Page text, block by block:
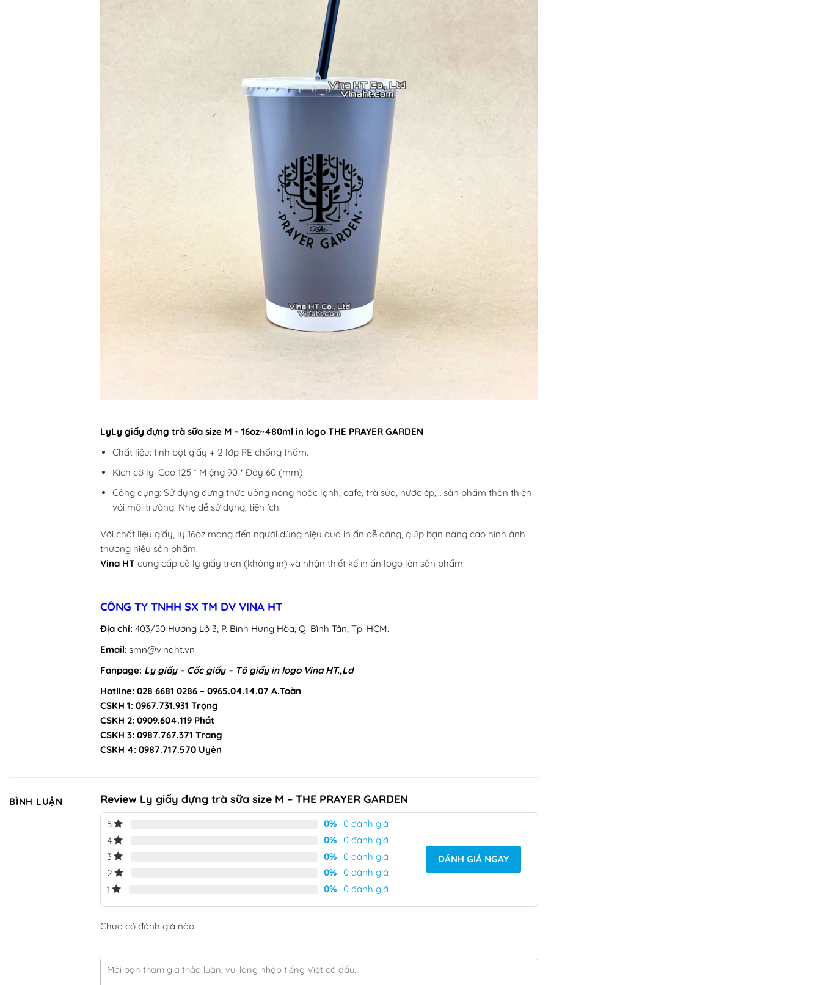
LyLy giấy đựng trà sữa size M – 16oz~480ml in logo THE PRAYER GARDEN
Chất liệu: tinh bột giấy + 2 lớp PE chống thấm.
Kích cỡ ly: Cao 125 * Miệng 90 * Đáy 60 (mm).
Công dụng: Sử dụng đựng thức uống nóng hoặc lạnh, cafe, trà sữa, nước ép,… sản phẩm thân thiện
với môi trường. Nhẹ dễ sử dụng, tiện ích.
Với chất liệu giấy, ly 16oz mang đến người dùng hiệu quả in ấn dễ dàng, giúp bạn nâng cao hình ảnh
thương hiệu sản phẩm.
Vina HT cung cấp cả ly giấy trơn (không in) và nhận thiết kế in ấn logo lên sản phẩm.
CÔNG TY TNHH SX TM DV VINA HT
Địa chỉ: 403/50 Hương Lộ 3, P. Bình Hưng Hòa, Q. Bình Tân, Tp. HCM.
Email: smn@vinaht.vn
Fanpage: Ly giấy – Cốc giấy – Tô giấy in logo Vina HT.,Ld
Hotline: 028 6681 0286 – 0965.04.14.07 A.Toàn
CSKH 1: 0967.731.931 Trọng
CSKH 2: 0909.604.119 Phát
CSKH 3: 0987.767.371 Trang
CSKH 4: 0987.717.570 Uyên
BÌNH LUẬN Review Ly giấy đựng trà sữa size M – THE PRAYER GARDEN
5 0%| 0 đánh giá
4
0%| 0 đánh giá
3
0%| 0 đánh giá
2
0%| 0 đánh giá
1
0%| 0 đánh giá
ĐÁNH GIÁ NGAY
Chưa có đánh giá nào.